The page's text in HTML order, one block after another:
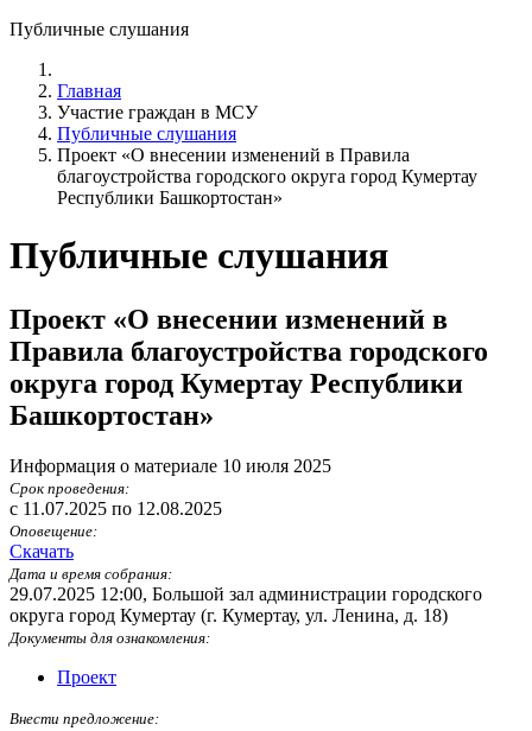
Публичные слушания
Главная
Участие граждан в МСУ
Публичные слушания
Проект «О внесении изменений в Правила
благоустройства городского округа город Кумертау
Республики Башкортостан»
Публичные слушания
Проект «О внесении изменений в
Правила благоустройства городского
округа город Кумертау Республики
Башкортостан»
Информация о материале 10 июля 2025
Срок проведения:
c 11.07.2025 по 12.08.2025
Оповещение:
Скачать
Дата и время собрания:
29.07.2025 12:00, Большой зал администрации городского
округа город Кумертау (г. Кумертау, ул. Ленина, д. 18)
Документы для ознакомления:
Проект
Внести предложение: